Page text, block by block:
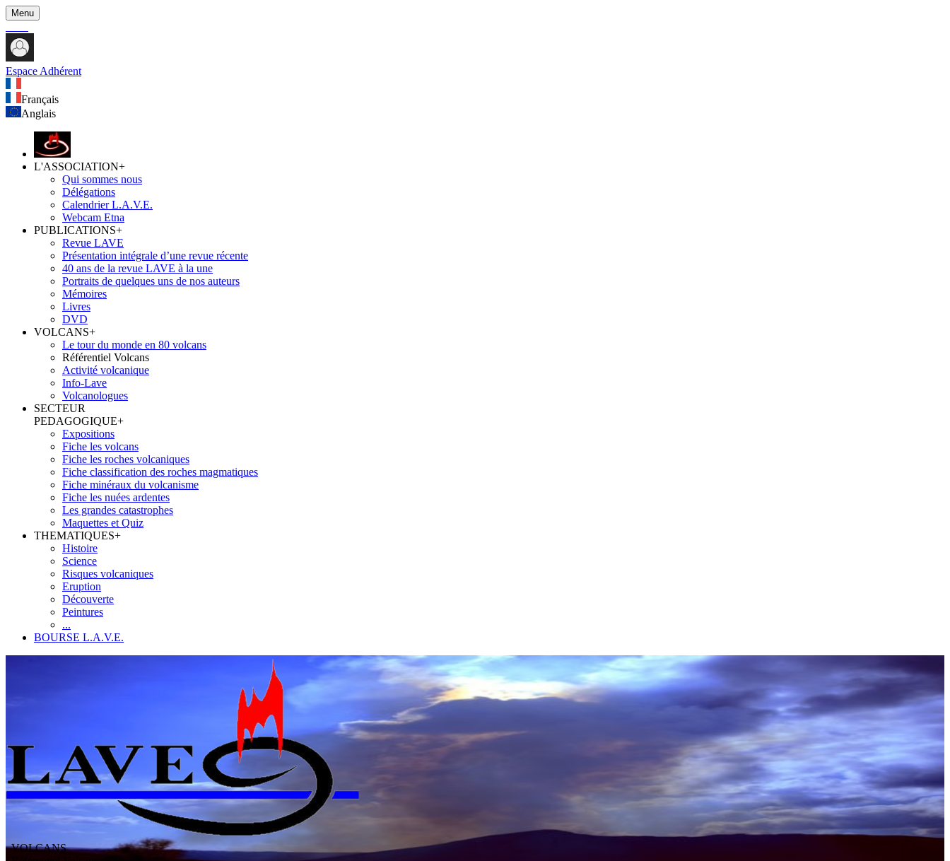
Menu
Espace Adhérent
Français
Anglais
L'ASSOCIATION+
Qui sommes nous
Délégations
Calendrier L.A.V.E.
Webcam Etna
PUBLICATIONS+
Revue LAVE
Présentation intégrale d’une revue récente
40 ans de la revue LAVE à la une
Portraits de quelques uns de nos auteurs
Mémoires
Livres
DVD
VOLCANS+
Le tour du monde en 80 volcans
Référentiel Volcans
Activité volcanique
Info-Lave
Volcanologues
SECTEUR
PEDAGOGIQUE+
Expositions
Fiche les volcans
Fiche les roches volcaniques
Fiche classification des roches magmatiques
Fiche minéraux du volcanisme
Fiche les nuées ardentes
Les grandes catastrophes
Maquettes et Quiz
THEMATIQUES+
Histoire
Science
Risques volcaniques
Eruption
Découverte
Peintures
...
BOURSE L.A.V.E.
VOLCANS